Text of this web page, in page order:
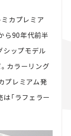
カプレミア
ら90年代前半
シップモデル
カラーリング
プレミアム発
「ラフェラー